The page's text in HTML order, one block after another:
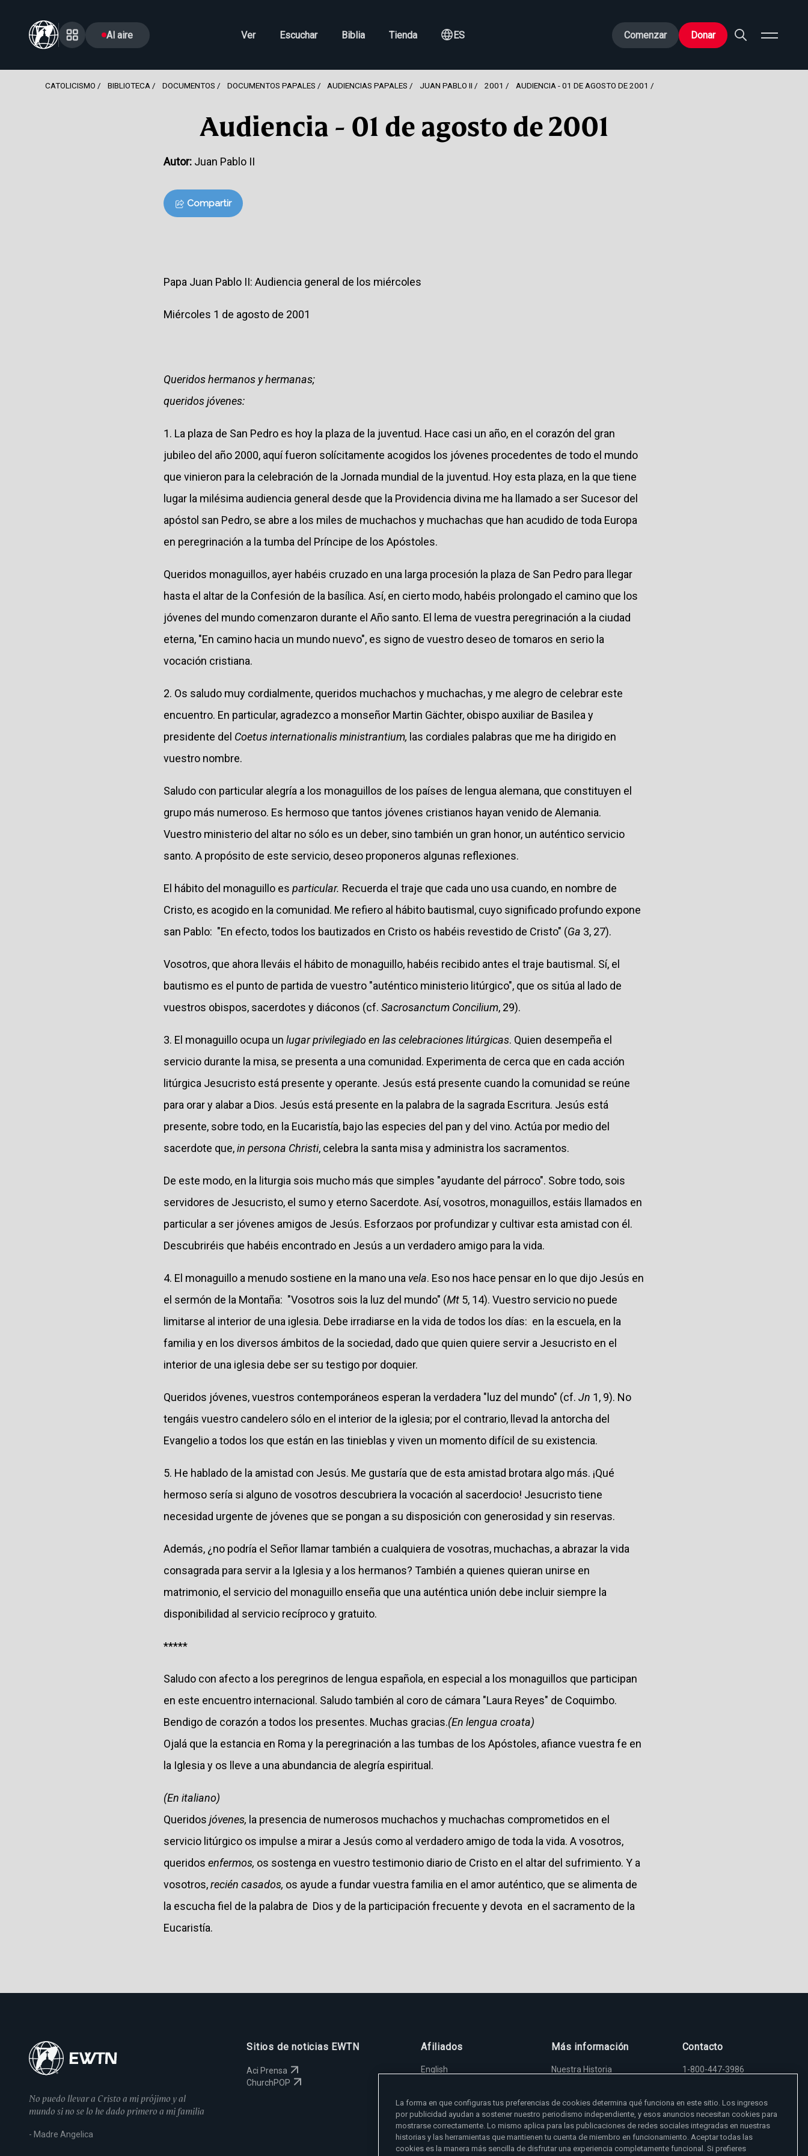
Al aire Ver Escuchar Biblia Tienda ES Comenzar Donar
CATOLICISMO BIBLIOTECA DOCUMENTOS DOCUMENTOS PAPALES AUDIENCIAS PAPALES JUAN PABLO II 2001 AUDIENCIA - 01 DE AGOSTO DE 2001
Audiencia - 01 de agosto de 2001
Autor: Juan Pablo II
Compartir
Papa Juan Pablo II: Audiencia general de los miércoles
Miércoles 1 de agosto de 2001
Queridos hermanos y hermanas;
queridos jóvenes:
1. La plaza de San Pedro es hoy la plaza de la juventud. Hace casi un año, en el corazón del gran
jubileo del año 2000, aquí fueron solícitamente acogidos los jóvenes procedentes de todo el mundo
que vinieron para la celebración de la Jornada mundial de la juventud. Hoy esta plaza, en la que tiene
lugar la milésima audiencia general desde que la Providencia divina me ha llamado a ser Sucesor del
apóstol san Pedro, se abre a los miles de muchachos y muchachas que han acudido de toda Europa
en peregrinación a la tumba del Príncipe de los Apóstoles.
Queridos monaguillos, ayer habéis cruzado en una larga procesión la plaza de San Pedro para llegar
hasta el altar de la Confesión de la basílica. Así, en cierto modo, habéis prolongado el camino que los
jóvenes del mundo comenzaron durante el Año santo. El lema de vuestra peregrinación a la ciudad
eterna, "En camino hacia un mundo nuevo", es signo de vuestro deseo de tomaros en serio la
vocación cristiana.
2. Os saludo muy cordialmente, queridos muchachos y muchachas, y me alegro de celebrar este
encuentro. En particular, agradezco a monseñor Martin Gächter, obispo auxiliar de Basilea y
presidente del Coetus internationalis ministrantium, las cordiales palabras que me ha dirigido en
vuestro nombre.
Saludo con particular alegría a los monaguillos de los países de lengua alemana, que constituyen el
grupo más numeroso. Es hermoso que tantos jóvenes cristianos hayan venido de Alemania.
Vuestro ministerio del altar no sólo es un deber, sino también un gran honor, un auténtico servicio
santo. A propósito de este servicio, deseo proponeros algunas reflexiones.
El hábito del monaguillo es particular. Recuerda el traje que cada uno usa cuando, en nombre de
Cristo, es acogido en la comunidad. Me refiero al hábito bautismal, cuyo significado profundo expone
san Pablo: "En efecto, todos los bautizados en Cristo os habéis revestido de Cristo" (Ga 3, 27).
Vosotros, que ahora lleváis el hábito de monaguillo, habéis recibido antes el traje bautismal. Sí, el
bautismo es el punto de partida de vuestro "auténtico ministerio litúrgico", que os sitúa al lado de
vuestros obispos, sacerdotes y diáconos (cf. Sacrosanctum Concilium, 29).
3. El monaguillo ocupa un lugar privilegiado en las celebraciones litúrgicas. Quien desempeña el
servicio durante la misa, se presenta a una comunidad. Experimenta de cerca que en cada acción
litúrgica Jesucristo está presente y operante. Jesús está presente cuando la comunidad se reúne
para orar y alabar a Dios. Jesús está presente en la palabra de la sagrada Escritura. Jesús está
presente, sobre todo, en la Eucaristía, bajo las especies del pan y del vino. Actúa por medio del
sacerdote que,in persona Christi, celebra la santa misa y administra los sacramentos.
De este modo, en la liturgia sois mucho más que simples "ayudante del párroco". Sobre todo, sois
servidores de Jesucristo, el sumo y eterno Sacerdote. Así, vosotros, monaguillos, estáis llamados en
particular a ser jóvenes amigos de Jesús. Esforzaos por profundizar y cultivar esta amistad con él.
Descubriréis que habéis encontrado en Jesús a un verdadero amigo para la vida.
4. El monaguillo a menudo sostiene en la mano una vela. Eso nos hace pensar en lo que dijo Jesús en
el sermón de la Montaña: "Vosotros sois la luz del mundo" (Mt 5, 14). Vuestro servicio no puede
limitarse al interior de una iglesia. Debe irradiarse en la vida de todos los días: en la escuela, en la
familia y en los diversos ámbitos de la sociedad, dado que quien quiere servir a Jesucristo en el
interior de una iglesia debe ser su testigo por doquier.
Queridos jóvenes, vuestros contemporáneos esperan la verdadera "luz del mundo" (cf. Jn 1, 9). No
tengáis vuestro candelero sólo en el interior de la iglesia; por el contrario, llevad la antorcha del
Evangelio a todos los que están en las tinieblas y viven un momento difícil de su existencia.
5. He hablado de la amistad con Jesús. Me gustaría que de esta amistad brotara algo más. ¡Qué
hermoso sería si alguno de vosotros descubriera la vocación al sacerdocio! Jesucristo tiene
necesidad urgente de jóvenes que se pongan a su disposición con generosidad y sin reservas.
Además, ¿no podría el Señor llamar también a cualquiera de vosotras, muchachas, a abrazar la vida
consagrada para servir a la Iglesia y a los hermanos? También a quienes quieran unirse en
matrimonio, el servicio del monaguillo enseña que una auténtica unión debe incluir siempre la
disponibilidad al servicio recíproco y gratuito.
*****
Saludo con afecto a los peregrinos de lengua española, en especial a los monaguillos que participan
en este encuentro internacional. Saludo también al coro de cámara "Laura Reyes" de Coquimbo.
Bendigo de corazón a todos los presentes. Muchas gracias.(En lengua croata)
Ojalá que la estancia en Roma y la peregrinación a las tumbas de los Apóstoles, afiance vuestra fe en
la Iglesia y os lleve a una abundancia de alegría espiritual.
(En italiano)
Queridos jóvenes, la presencia de numerosos muchachos y muchachas comprometidos en el
servicio litúrgico os impulse a mirar a Jesús como al verdadero amigo de toda la vida. A vosotros,
queridos enfermos, os sostenga en vuestro testimonio diario de Cristo en el altar del sufrimiento. Y a
vosotros,recién casados, os ayude a fundar vuestra familia en el amor auténtico, que se alimenta de
la escucha fiel de la palabra de Dios y de la participación frecuente y devota en el sacramento de la
Eucaristía.
No puedo llevar a Cristo a mi prójimo y al
mundo si no se lo he dado primero a mi familia
- Madre Angelica
Sitios de noticias EWTN
Aci Prensa
ChurchPOP
Afiliados
English
Magyar
Svenska
Yкраїнська
Deutsch
Más información
Nuestra Historia
Empleos
EWTN en todas partes
EWTN Apps
Amigos Misioneros
Contacto
1-800-447-3986
viewer@ewtn.com
EIN: 63-0801391
Donar
La forma en que configuras tus preferencias de cookies determina qué funciona en este sitio. Los ingresos
por publicidad ayudan a sostener nuestro periodismo independiente, y esos anuncios necesitan cookies para
mostrarse correctamente. Lo mismo aplica para las publicaciones de redes sociales integradas en nuestras
historias y las herramientas que mantienen tu cuenta de miembro en funcionamiento. Aceptar todas las
cookies es la manera más sencilla de disfrutar una experiencia completamente funcional. Si prefieres